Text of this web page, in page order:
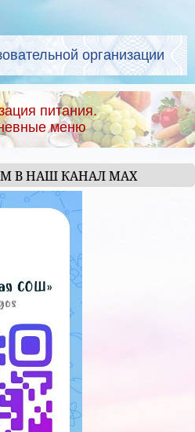
организации
питания.
меню
В НАШ КАНАЛ МАХ